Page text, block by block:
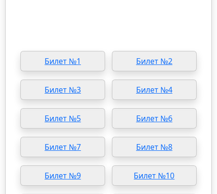
Билет №1 Билет №2
Билет №3 Билет №4
Билет №5 Билет №6
Билет №7 Билет №8
Билет №9 Билет №10